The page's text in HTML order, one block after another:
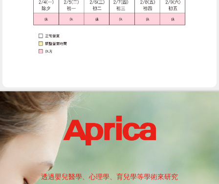
透過嬰兒醫學、心理學、育兒學等學術來研究